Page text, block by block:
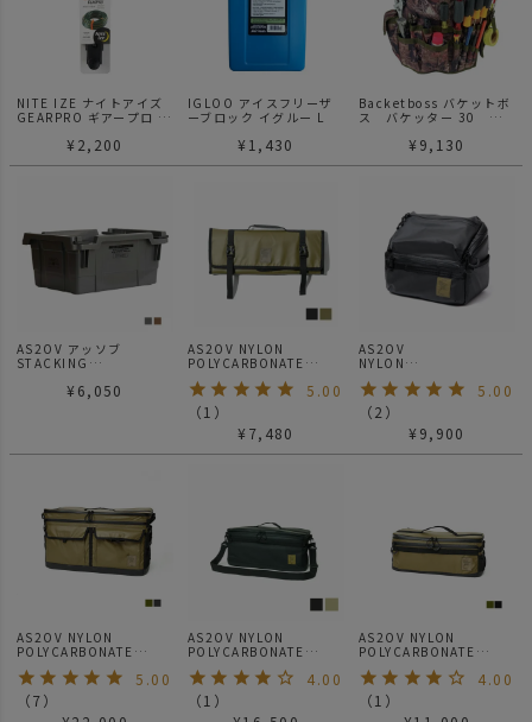
NITE IZE ナイトアイズ
GEARPRO ギアープロ ユ
プ 18インチ 45.7cm
¥ 2,200
IGLOO アイスフリーザ
ーブロック イグルー L
¥ 1,430
Backetboss バケットボ
ス バケッター 30
¥ 9,130
AS2OV アッソブ
STACKING
グ コンテナ 38L (HB-
¥ 6,050
AS2OV NYLON
POLYCARBONATE
COOK WARE クックウェ
ア
5.00
（1 ）
¥ 7,480
AS2OV
NYLON
POLYCARBONATE
SPICE BOX スパイスボ
ックス BLACK
5.00
（2 ）
¥ 9,900
AS2OV NYLON
POLYCARBONATE
CONTAINER BOX(L) コ
ンテナボックス Lサイズ
5.00
（7）
AS2OV NYLON
POLYCARBONATE
CONTAINER BOX(M) コ
ンテナボックス Mサイズ
4.00
（1 ）
AS2OV NYLON
POLYCARBONATE
CONTAINER BOX(S) コ
ンテナボックス Sサイズ
4.00
（1 ）